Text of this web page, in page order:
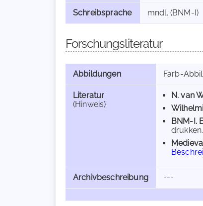
Schreibsprache mndl. (BNM-I)
Forschungsliteratur
Abbildungen Farb-
Literatur
(Hinweis)
N. van
BNM-I.
Archivbeschreibung ---